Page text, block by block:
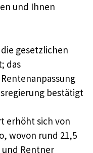
und Ihnen
gesetzlichen
das
bestätigt
erhöht sich von
wovon rund 21,5
Rentner